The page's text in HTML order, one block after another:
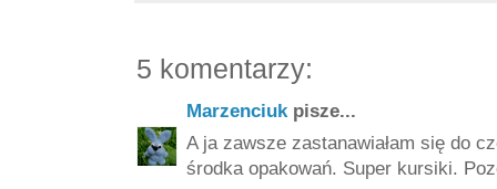
5 komentarzy:
Marzenciukpisze...
A ja zawsze zastanawiałam się do
środka opakowań. Super kursiki.